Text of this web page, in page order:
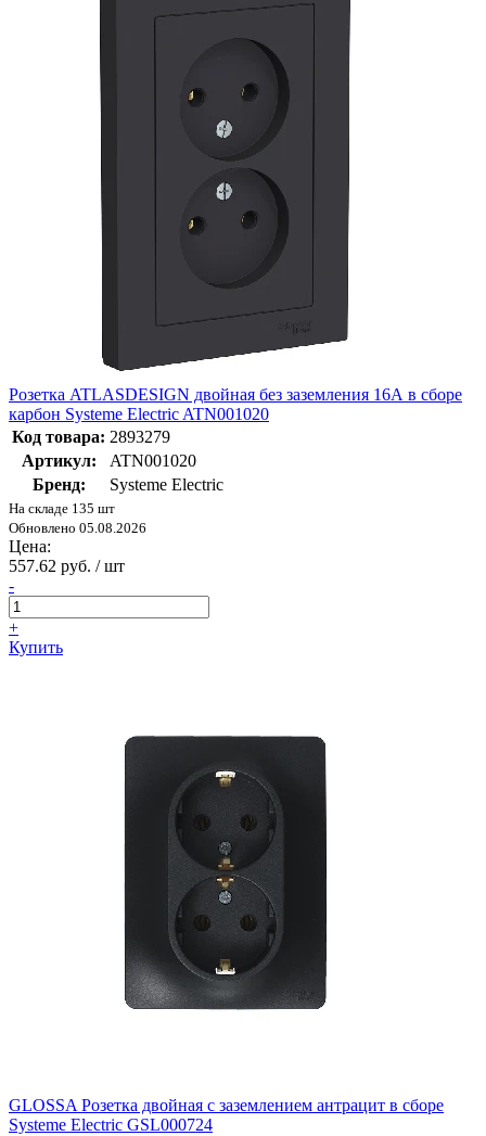
Розетка ATLASDESIGN двойная без заземления 16А в сборе
карбон Systeme Electric ATN001020
Код товара: 2893279
Артикул:
ATN001020
Бренд:
Systeme Electric
На складе 135 шт
Обновлено 05.08.2026
Цена:
557.62 руб. / шт
-
+
Купить
GLOSSA Розетка двойная с заземлением антрацит в сборе
Systeme Electric GSL000724